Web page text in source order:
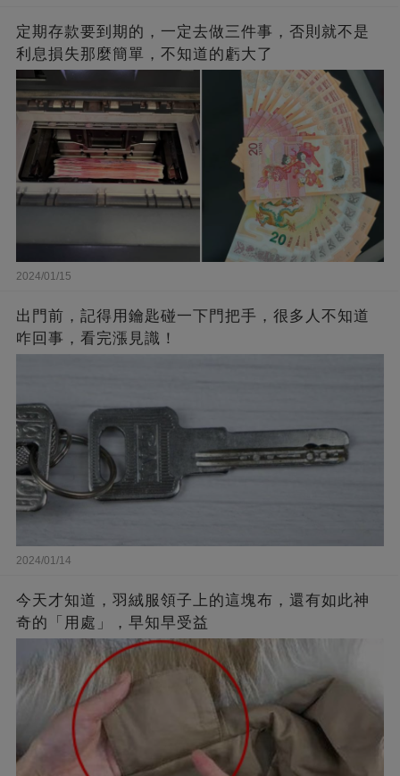
定期存款要到期的，一定去做三件事，否則就不是
利息損失那麼簡單，不知道的虧大了
2024/01/15
出門前，記得用鑰匙碰一下門把手，很多人不知道
咋回事，看完漲見識！
2024/01/14
今天才知道，羽絨服領子上的這塊布，還有如此神
奇的「用處」，早知早受益